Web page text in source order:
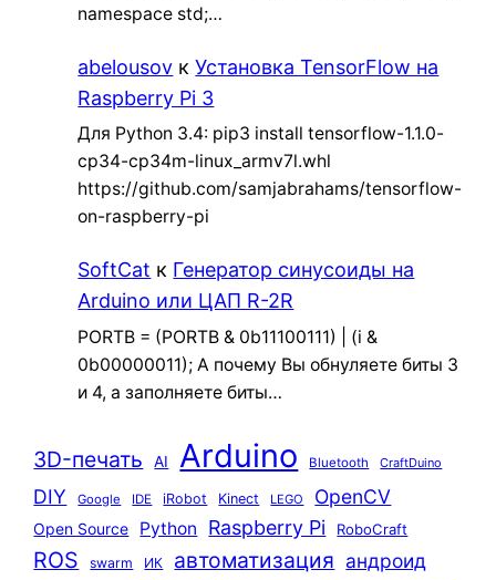
namespace std;…
abelousov кУстановка TensorFlow на
Raspberry Pi 3
Для Python 3.4: pip3 install tensorflow-1.1.0-
cp34-cp34m-linux_armv7l.whl
https://github.com/samjabrahams/tensorflow-
on-raspberry-pi
SoftCat к Генератор синусоиды на
Arduino или ЦАП R-2R
PORTB = (PORTB & 0b11100111) | (i &
0b00000011); А почему Вы обнуляете биты 3
и 4, а заполняете биты…
3D-печать AI Arduino Bluetooth CraftDuino
DIY Google IDE iRobot Kinect LEGO OpenCV
Open Source Python Raspberry Pi RoboCraft
ROS swarm ИК автоматизация андроид